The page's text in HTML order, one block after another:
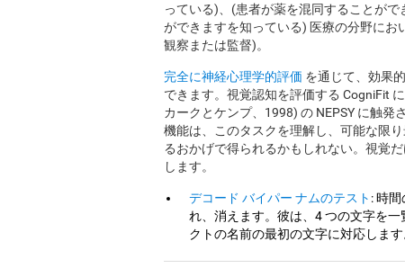
っている)、(患者が薬を混同することが
ができますを知っている) 医療の分野に
観察または監督)。
完全に神経心理学的評価 を通じて、効果
できます。視覚認知を評価する CogniFit
カークとケンプ、1998) の NEPSY に触
機能は、このタスクを理解し、可能な限
るおかげで得られるかもしれない。視覚
します。
デコード バイパー ナムのテスト : 時
れ、消えます。彼は、4 つの文字を
クトの名前の最初の文字に対応しま